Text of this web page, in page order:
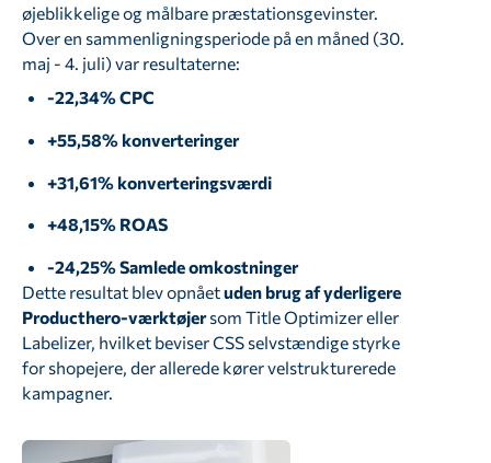
øjeblikkelige og målbare præstationsgevinster.
Over en sammenligningsperiode på en måned (30.
maj - 4. juli) var resultaterne:
-22,34% CPC
+55,58% konverteringer
+31,61% konverteringsværdi
+48,15% ROAS
-24,25% Samlede omkostninger
Dette resultat blev opnåetuden brug af yderligere
Producthero-værktøjersom Title Optimizer eller
Labelizer, hvilket beviser CSS selvstændige styrke
for shopejere, der allerede kører velstrukturerede
kampagner.